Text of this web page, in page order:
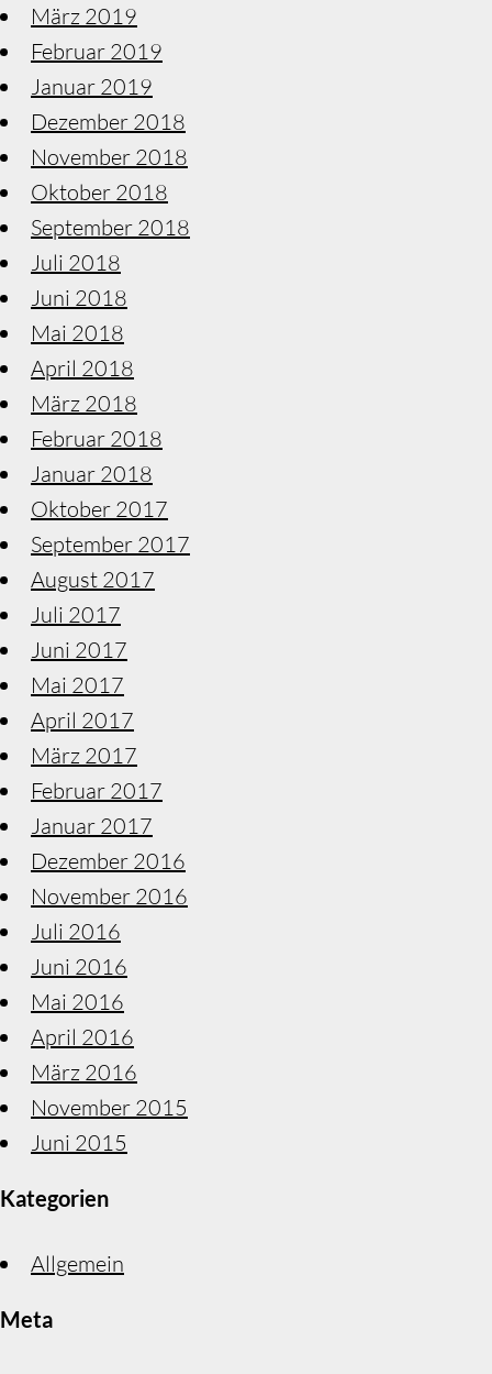
März 2019
Februar 2019
Januar 2019
Dezember 2018
November 2018
Oktober 2018
September 2018
Juli 2018
Juni 2018
Mai 2018
April 2018
März 2018
Februar 2018
Januar 2018
Oktober 2017
September 2017
August 2017
Juli 2017
Juni 2017
Mai 2017
April 2017
März 2017
Februar 2017
Januar 2017
Dezember 2016
November 2016
Juli 2016
Juni 2016
Mai 2016
April 2016
März 2016
November 2015
Juni 2015
Kategorien
Allgemein
Meta